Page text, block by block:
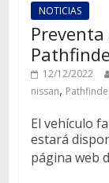
NOTICIAS
12/12/2022
nissan,
El vehículo
estará
página web